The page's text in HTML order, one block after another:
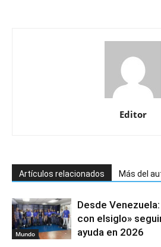
Editor
Artículos relacionados Más del
Mundo
Desde
con elsiglo»
ayuda en 2026